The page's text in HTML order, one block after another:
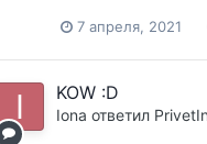
7 апреля, 2021
KOW :D
Iona ответил